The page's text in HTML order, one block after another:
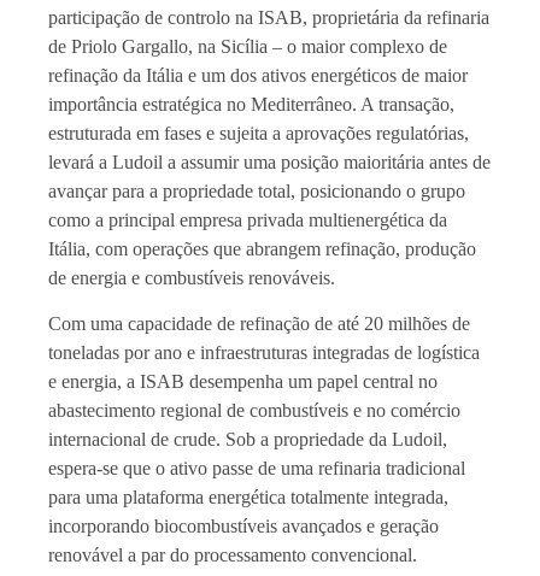
participação de controlo na ISAB, proprietária da refinaria
de Priolo Gargallo, na Sicília – o maior complexo de
refinação da Itália e um dos ativos energéticos de maior
importância estratégica no Mediterrâneo. A transação,
estruturada em fases e sujeita a aprovações regulatórias,
levará a Ludoil a assumir uma posição maioritária antes de
avançar para a propriedade total, posicionando o grupo
como a principal empresa privada multienergética da
Itália, com operações que abrangem refinação, produção
de energia e combustíveis renováveis.
Com uma capacidade de refinação de até 20 milhões de
toneladas por ano e infraestruturas integradas de logística
e energia, a ISAB desempenha um papel central no
abastecimento regional de combustíveis e no comércio
internacional de crude. Sob a propriedade da Ludoil,
espera-se que o ativo passe de uma refinaria tradicional
para uma plataforma energética totalmente integrada,
incorporando biocombustíveis avançados e geração
renovável a par do processamento convencional.